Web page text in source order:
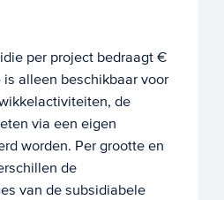
per project bedraagt €
alleen beschikbaar voor
de
via een eigen
worden. Per grootte en
de
van de subsidiabele